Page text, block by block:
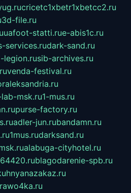
cricetc1xbetr1xbetcc2.ru
3d-file.ru
uafoot-statti.rue-abis1c.ru
services.rudark-sand.ru
legion.rusib-archives.ru
venda-festival.ru
msk.ru1-mus.ru
purse-factory.ru
adler-jun.rubandamn.ru
1mus.rudarksand.ru
alabuga-cityhotel.ru
blagodarenie-spb.ru